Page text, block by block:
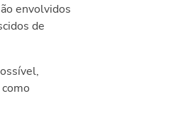
envolvidos
de